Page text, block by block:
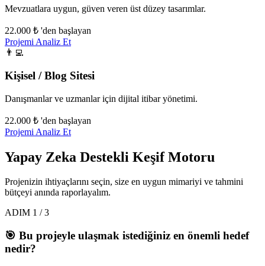
Mevzuatlara uygun, güven veren üst düzey tasarımlar.
22.000 ₺ 'den başlayan
Projemi Analiz Et
👨‍💻
Kişisel / Blog Sitesi
Danışmanlar ve uzmanlar için dijital itibar yönetimi.
22.000 ₺ 'den başlayan
Projemi Analiz Et
Yapay Zeka Destekli Keşif Motoru
Projenizin ihtiyaçlarını seçin, size en uygun mimariyi ve tahmini
bütçeyi anında raporlayalım.
ADIM 1 /3
🎯 Bu projeyle ulaşmak istediğiniz en önemli hedef
nedir?